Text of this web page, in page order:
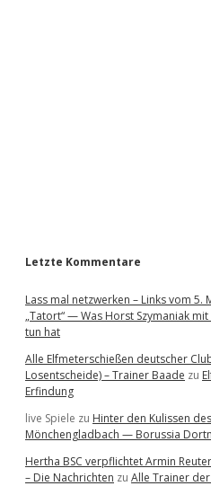
Letzte Kommentare
Lass mal netzwerken – Links vom
„Tatort“ — Was Horst Szymaniak
tun hat
Alle Elfmeterschießen deutscher
Losentscheide) – Trainer Baade zu
Erfindung
live Spiele zu Hinter den Kulissen
Mönchengladbach — Borussia
Hertha BSC verpflichtet Armin
– Die Nachrichten zu Alle Trainer